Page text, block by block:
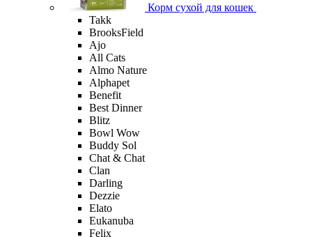
Корм сухой для кошек
Takk
BrooksField
Ajo
All Cats
Almo Nature
Alphapet
Benefit
Best Dinner
Blitz
Bowl Wow
Buddy Sol
Chat & Chat
Clan
Darling
Dezzie
Elato
Eukanuba
Felix